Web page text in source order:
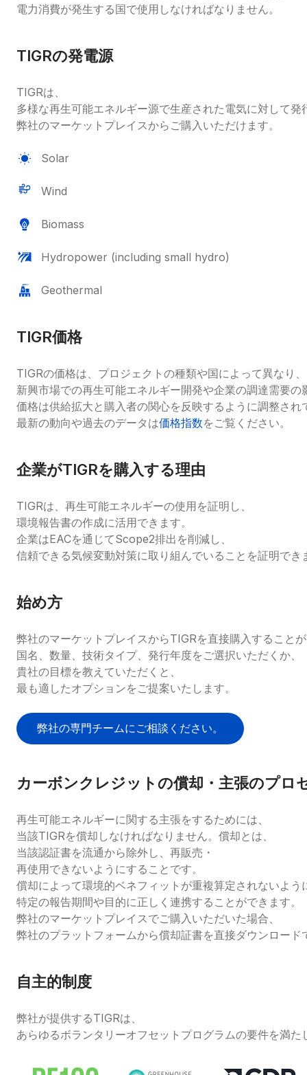
電力消費が発生する国で使用しなければなりません。
TIGRの発電源
TIGRは、
多様な再生可能エネルギー源で生産された電気に対して発
弊社のマーケットプレイスからご購入いただけます。
Solar
Wind
Biomass
Hydropower (including small hydro)
Geothermal
TIGR価格
TIGRの価格は、プロジェクトの種類や国によって異なり、
新興市場での再生可能エネルギー開発や企業の調達需要の
価格は供給拡大と購入者の関心を反映するように調整され
最新の動向や過去のデータは価格指数をご覧ください。
企業がTIGRを購入する理由
TIGRは、再生可能エネルギーの使用を証明し、
環境報告書の作成に活用できます。
企業はEACを通じてScope2排出を削減し、
信頼できる気候変動対策に取り組んでいることを証明でき
始め方
弊社のマーケットプレイスからTIGRを直接購入すること
国名、数量、技術タイプ、発行年度をご選択いただくか、
貴社の目標を教えていただくと、
最も適したオプションをご提案いたします。
弊社の専門チームにご相談ください。
カーボンクレジットの償却・主張のプロ
再生可能エネルギーに関する主張をするためには、
当該TIGRを償却しなければなりません。償却とは、
当該認証書を流通から除外し、再販売・
再使用できないようにすることです。
償却によって環境的ベネフィットが重複算定されないよう
特定の報告期間や目的に正しく連携することができます。
弊社のマーケットプレイスでご購入いただいた場合、
弊社のプラットフォームから償却証書を直接ダウンロード
自主的制度
弊社が提供するTIGRは、
あらゆるボランタリーオフセットプログラムの要件を満た